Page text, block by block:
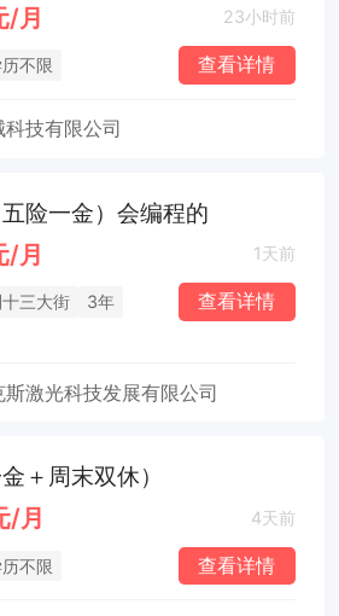
月 23小时前
不限 查看详情
技有限公司
险一金）会编程的
月 1天前
三大街
3年
查看详情
激光科技发展有限公司
＋周末双休）
月 4天前
不限 查看详情